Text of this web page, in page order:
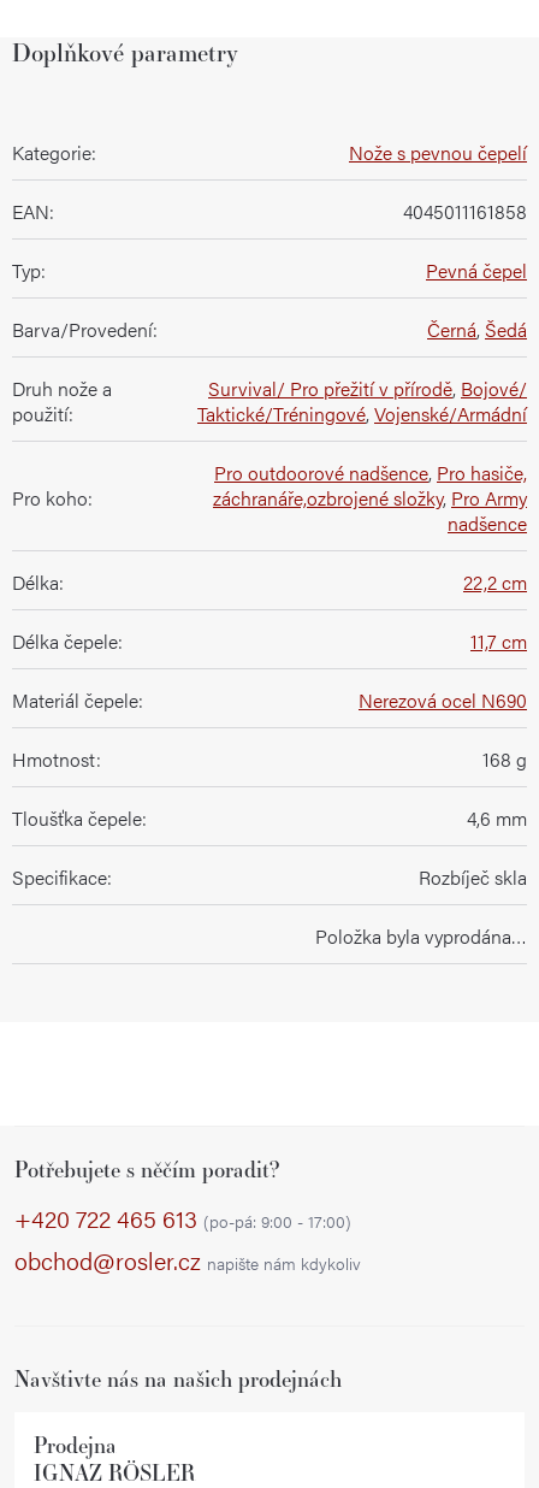
Doplňkové parametry
Kategorie: Nože s pevnou čepelí
EAN: 4045011161858
Typ: Pevná čepel
Barva/Provedení: Černá, Šedá
Druh nože a
použití:
Survival/ Pro přežití v přírodě, Bojové/
Taktické/Tréningové,Vojenské/Armádní
Pro koho:
Pro outdoorové nadšence, Pro hasiče,
záchranáře,ozbrojené složky, Pro Army
nadšence
Délka: 22,2 cm
Délka čepele: 11,7 cm
Materiál čepele: Nerezová ocel N690
Hmotnost: 168 g
Tloušťka čepele: 4,6 mm
Specifikace: Rozbíječ skla
Položka byla vyprodána…
Potřebujete s něčím poradit?
+420 722 465 613 (po-pá: 9:00 - 17:00)
obchod@rosler.cz napište nám kdykoliv
Navštivte nás na našich prodejnách
Prodejna
IGNAZ RÖSLER